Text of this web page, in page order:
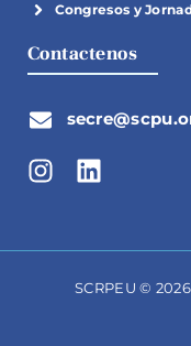
Congresos y
Contactenos
n
a
i
e
d
i
SCRPEU ©